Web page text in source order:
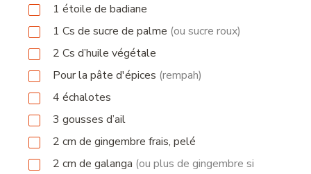
1 étoile de badiane
1 Cs de sucre de palme (ou sucre roux)
2 Cs d’huile végétale
Pour la pâte d'épices (rempah)
4 échalotes
3 gousses d’ail
2 cm de gingembre frais, pelé
2 cm de galanga (ou plus de gingembre si